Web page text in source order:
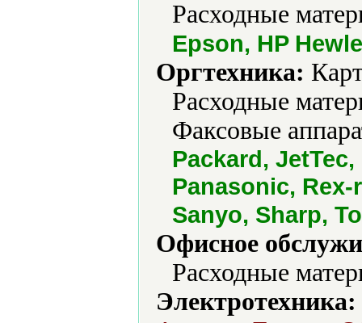
Расходные
Epson, HP
Оргтехника:
Расходные
Факсовые
Packard,
Panasonic,
Sanyo, Sharp,
Офисное
Расходные
Электротехника: